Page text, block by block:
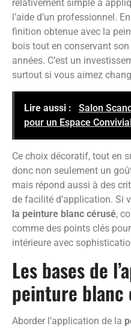
relativement simple à
l’aide d’un professionnel.
finition obtenue avec la
bois tout en conservant
années. C’est un
surtout si vous aimez
Lire aussi :
Salon
pour un Espace
Ce choix décoratif, tout en
donc non seulement un
mais répond aussi à des
de facilité d’application. Si
la peinture blanc cérusé,
comme des points clés
intérieure avec
Les bases de
peinture blanc
Aborder l’application de la